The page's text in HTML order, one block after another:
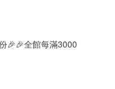
🎉🎉全館每滿3000